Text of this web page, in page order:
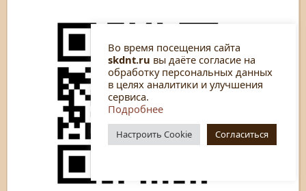
Во время посещения сайта
skdnt.ru вы даёте согласие на
обработку персональных данных
в целях аналитики и улучшения
сервиса.
Подробнее
Настроить Cookie Согласиться